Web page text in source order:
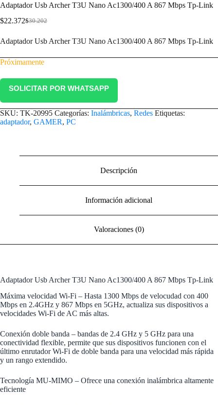
Adaptador Usb Archer T3U Nano Ac1300/400 A 867 Mbps Tp-Link
$30.202
$22.372
Adaptador Usb Archer T3U Nano Ac1300/400 A 867 Mbps Tp-Link
Próximamente
SOLICITAR POR WHATSAPP
SKU: TK-20995 Categorías: Inalámbricas, Redes Etiquetas:
adaptador, GAMER, PC
Descripción
Información adicional
Valoraciones (0)
Adaptador Usb Archer T3U Nano Ac1300/400 A 867 Mbps Tp-Link
Máxima velocidad Wi-Fi – Hasta 1300 Mbps de velocudad con 400
Mbps en 2.4GHz y 867 Mbps en 5GHz, actualiza sus dispositivos a
velocidades Wi-Fi de AC más altas.
Conexión doble banda – bandas de 2.4 GHz y 5 GHz para una
conectividad flexible, permite que sus dispositivos funcionen con el
último enrutador Wi-Fi de doble banda para una velocidad más rápida
y un rango extendido.
Tecnología MU-MIMO – Ofrece una conexión inalámbrica altamente
eficiente